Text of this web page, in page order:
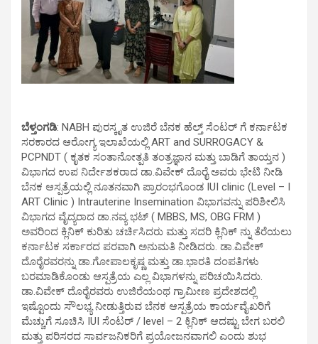
ಬೆಳ್ತಂಗಡಿ: NABH ಪುರಸ್ಕೃತ ಉಜಿರೆ ಬೆನಕ ಹೆಲ್ತ್ ಸೆಂಟರ್ ಗೆ ಕರ್ನಾಟಕ
ಸರಕಾರದ ಆರೋಗ್ಯ ಇಲಾಖೆಯಲ್ಲಿ ART and SURROGACY &
PCPNDT ( ಕೃತಕ ಸಂತಾನೋತ್ಪತಿ ತಂತ್ರಜ್ಞಾನ ಮತ್ತು ಬಾಡಿಗೆ ತಾಯ್ತನ )
ವಿಭಾಗದ ಉಪ ನಿರ್ದೇಶಕರಾದ ಡಾ.ವಿವೇಕ್ ದೊರೈ ಅವರು ಭೇಟಿ ನೀಡಿ
ಬೆನಕ ಆಸ್ಪತ್ರೆಯಲ್ಲಿ ನೂತನವಾಗಿ ಪ್ರಾರಂಭಗೊಂಡ IUI clinic (Level – I
ART Clinic ) Intrauterine Insemination ವಿಭಾಗವನ್ನು ಪರಿಶೀಲಿಸಿ
ವಿಭಾಗದ ವೈದ್ಯರಾದ ಡಾ.ನವ್ಯ ಭಟ್ ( MBBS, MS, OBG FRM )
ಅವರಿಂದ ಕ್ಲಿನಿಕ್ ಕುರಿತು ಚರ್ಚಿಸಿದರು ಮತ್ತು ಸದರಿ ಕ್ಲಿನಿಕ್ ನ್ನು ತೆರೆಯಲು
ಕರ್ನಾಟಕ ಸರ್ಕಾರದ ಪರವಾಗಿ ಅನುಮತಿ ನೀಡಿದರು. ಡಾ.ವಿವೇಕ್
ದೊರೈರವರನ್ನು ಡಾ.ಗೋಪಾಲಕೃಷ್ಣ ಮತ್ತು ಡಾ.ಭಾರತಿ ದಂಪತಿಗಳು
ಬರಮಾಡಿಕೊಂಡು ಆಸ್ಪತ್ರೆಯ ಎಲ್ಲ ವಿಭಾಗಳನ್ನು ಪರಿಚಯಿಸಿದರು.
ಡಾ.ವಿವೇಕ್ ದೊರೈರವರು ಉಜಿರೆಯಂಥ ಗ್ರಾಮೀಣ ಪ್ರದೇಶದಲ್ಲಿ
ಇಷ್ಟೊಂದು ಸೌಲಭ್ಯ ನೀಡುತ್ತಿರುವ ಬೆನಕ ಆಸ್ಪತ್ರೆಯ ಕಾರ್ಯವೈಖರಿಗೆ
ಮೆಚ್ಚುಗೆ ಸೂಚಿಸಿ IUI ಸೆಂಟರ್ / level – 2 ಕ್ಲಿನಿಕ್ ಆದಷ್ಟು ಬೇಗ ಬರಲಿ
ಮತ್ತು ಪರಿಸರದ ಸಾರ್ವಜನಿಕರಿಗೆ ಪ್ರಯೋಜನವಾಗಲಿ ಎಂದು ಶುಭ